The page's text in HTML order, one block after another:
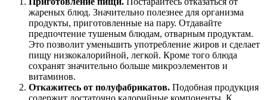
жареных блюд. Значительно полезнее для организма
продукты, приготовленные на пару. Отдавайте
предпочтение тушеным блюдам, отварным продуктам.
Это позволит уменьшить употребление жиров и сделает
пищу низкокалорийной, легкой. Кроме того блюда
сохранят значительно больше микроэлементов и
витаминов.
Откажитесь от полуфабрикатов. Подобная продукция
содержит достаточно калорийные компоненты. К